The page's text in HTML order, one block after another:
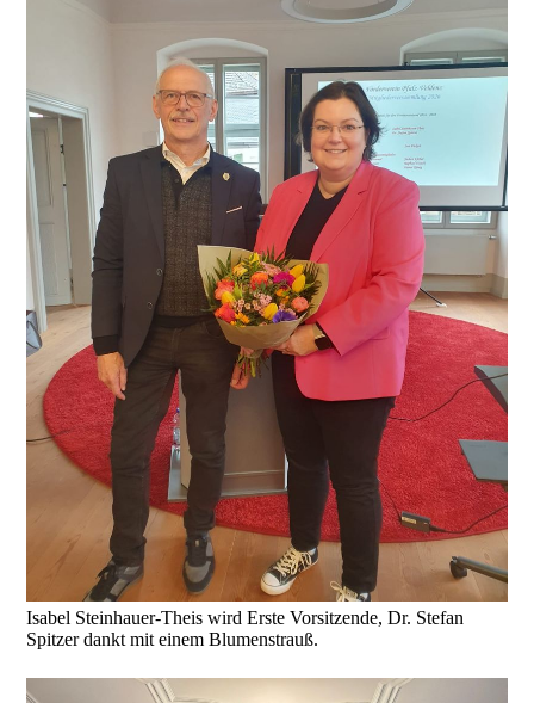
Isabel Steinhauer-Theis wird Erste Vorsitzende, Dr. Stefan
Spitzer dankt mit einem Blumenstrauß.